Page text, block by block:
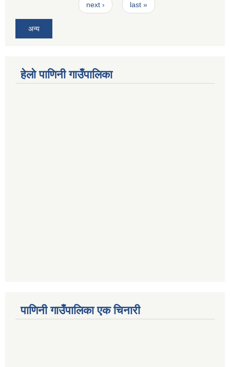
next › last »
अन्य
हेलो पाणिनी गाउँपालिका
पाणिनी गाउँपालिका एक चिनारी